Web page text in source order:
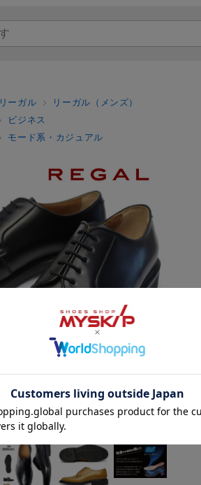
リーガル
リーガル（メンズ）
ビジネス
モード系・カジュアル